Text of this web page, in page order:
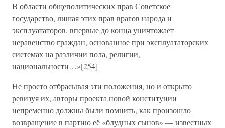
В области общеполитических прав Советское
государство, лишая этих прав врагов народа и
эксплуататоров, впервые до конца уничтожает
неравенство граждан, основанное при эксплуататорских
системах на различии пола, религии,
национальности…»[254]
Не просто отбрасывая эти положения, но и открыто
ревизуя их, авторы проекта новой конституции
непременно должны были помнить, как произошло
возвращение в партию её «блудных сынов» — известных